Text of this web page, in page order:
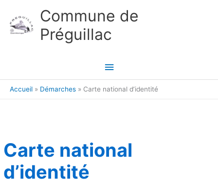
Commune de
Préguillac
Menu
principal
Accueil Démarches Carte national d’identité
Carte national
d’identité